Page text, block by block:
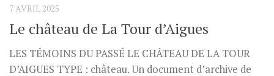
7 AVRIL 2025
Le château de La Tour d’Aigues
LES TÉMOINS DU PASSÉ LE CHÂTEAU DE LA TOUR
D’AIGUES TYPE : château. Un document d’archive de